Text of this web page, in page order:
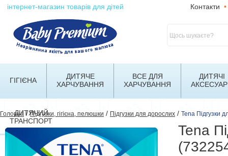
інтернет-магазин товарів для дітей Контакти •
ГІГІЄНА
ДИТЯЧЕ
ХАРЧУВАННЯ
ВСЕ ДЛЯ
ХАРЧУВАННЯ
ДИТЯЧІ
ДИТЯЧИЙ
ТРАНСПОРТ
Головна/Підгузки, гігієна, пелюшки / Підгузки для дорослих / Tena Підгузки
Tena